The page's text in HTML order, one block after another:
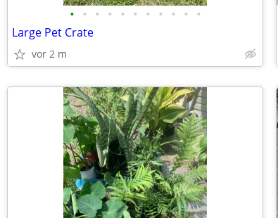
• • • • • • • • • • •
Large Pet Crate
vor 2 m